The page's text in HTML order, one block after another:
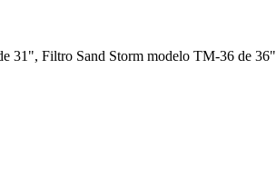
31", Filtro Sand Storm modelo TM-36 de 36"